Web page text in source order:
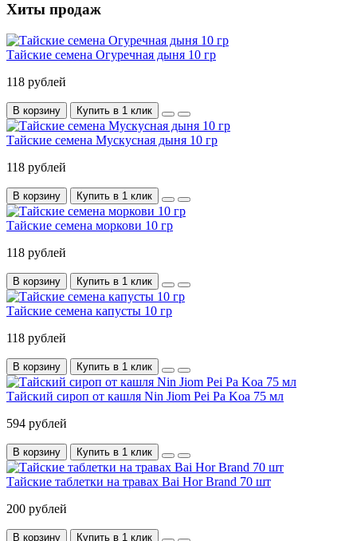
Хиты продаж
Тайские семена Огуречная дыня 10 гр
118 рублей
В корзину Купить в 1 клик
Тайские семена Мускусная дыня 10 гр
118 рублей
В корзину Купить в 1 клик
Тайские семена моркови 10 гр
118 рублей
В корзину Купить в 1 клик
Тайские семена капусты 10 гр
118 рублей
В корзину Купить в 1 клик
Тайский сироп от кашля Nin Jiom Pei Pa Koa 75 мл
594 рублей
В корзину Купить в 1 клик
Тайские таблетки на травах Bai Hor Brand 70 шт
200 рублей
В корзину
Купить в 1 клик